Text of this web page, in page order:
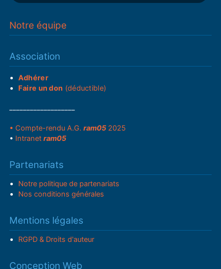
Notre équipe
Association
Adhérer
Faire un don (déductible)
• Compte-rendu A.G.ram05 2025
• Intranetram05
Partenariats
Notre politique de partenariats
Nos conditions générales
Mentions légales
RGPD & Droits d'auteur
Conception Web